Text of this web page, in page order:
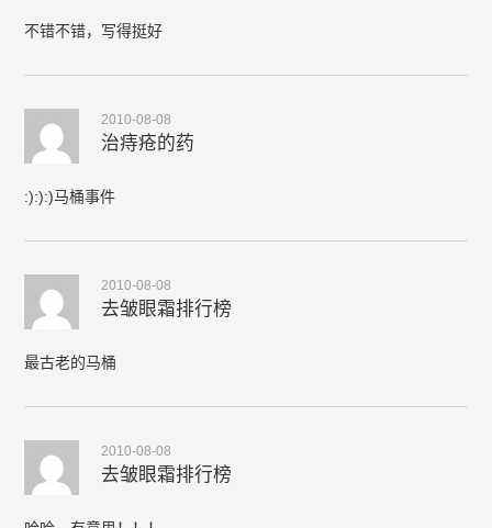
不错不错，写得挺好
2010-08-08
治痔疮的药
:):):)马桶事件
2010-08-08
去皱眼霜排行榜
最古老的马桶
2010-08-08
去皱眼霜排行榜